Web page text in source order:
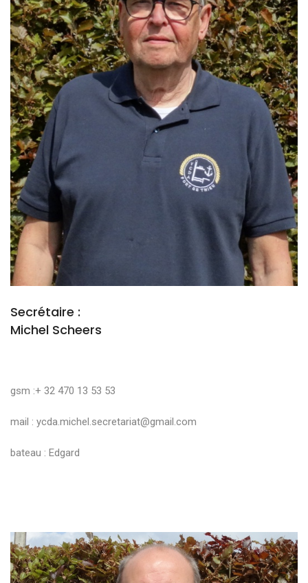
Secrétaire :
Michel Scheers
gsm :+ 32 470 13 53 53
mail : ycda.michel.secretariat@gmail.com
bateau : Edgard